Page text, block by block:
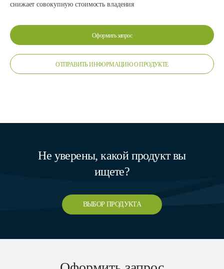
снижает совокупную стоимость владения
Оформить запрос
ОТПРАВИТЬ ИНФОРМАЦИЮ О ПРОДУКТЕ
Не уверены, какой продукт вы
ищете?
ВЫБОР ПРОДУКТА